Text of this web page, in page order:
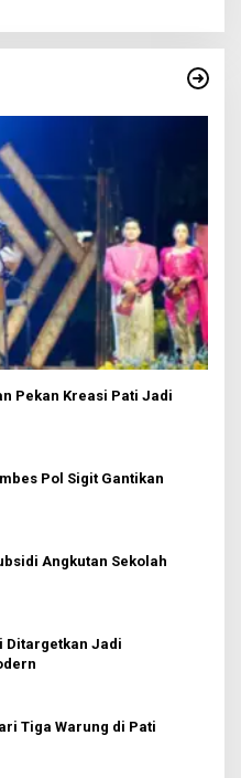
Pekan Kreasi Pati Jadi
Pol Sigit Gantikan
Angkutan Sekolah
Ditargetkan Jadi
Tiga Warung di Pati